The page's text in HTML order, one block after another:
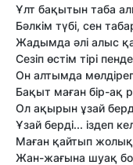
Ұлт бақытын таба
Бәлкім түбі, сен
Жадымда әлі алыс
Сезіп өстім тірі
Он алтымда
Бақыт маған бір-ақ
Ол ақырын ұзай
Ұзай берді... іздеп
Маған қайтып
Жан-жағына шуақ